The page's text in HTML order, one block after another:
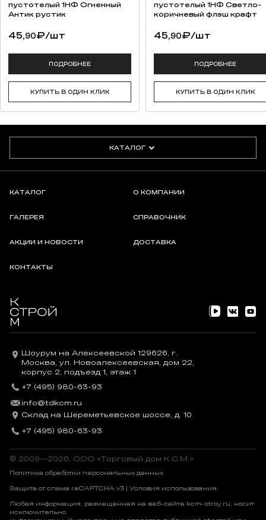
пустотелый 1НФ Огненный
Антик рустик
45,90₽/шт
ПОДРОБНЕЕ
КУПИТЬ В ОДИН КЛИК
пустотелый 1НФ Светло-
коричневый флэш крафт
45,90₽/шт
ПОДРОБНЕЕ
КУПИТЬ В ОДИН КЛИК
КАТАЛОГ
КАТАЛОГ О КОМПАНИИ
ГАЛЕРЕЯ СПРАВОЧНИК
АКЦИИ И НОВОСТИ ДОСТАВКА
КОНТАКТЫ
Шоурум на Алексеевской 129626, г.
Москва, ул. Новоалексеевская, дом 22,
корпус 2, подъезд 1, этаж 1
+7 (495) 980-63-93
info@tdkcm.ru
Склад на Шереметьевское шоссе, д. 10
+7 (495) 980-63-93
© 2009—2026, OOO «Торговый дом К.С.М.»
Политика обработки персональных данных
Защита от спама reCAPTCHA v3 | Условия использования.
Любая информация, размещенная на веб-сайте kcm-stroy.ru, носит
исключительно